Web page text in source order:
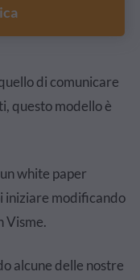
di comunicare
questo modello è
white paper
iniziare modificando
Visme.
alcune delle nostre